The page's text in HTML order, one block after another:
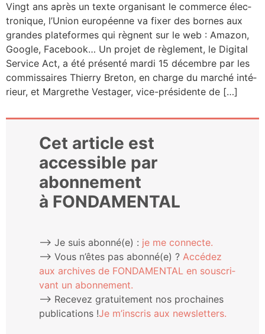
Vingt ans après un texte orga­ni­sant le com­merce élec­
tro­nique, l’Union euro­péenne va fixer des bornes aux
grandes pla­te­formes qui règnent sur le web : Ama­zon,
Google, Face­book… Un pro­jet de règle­ment, le Digi­tal
Ser­vice Act, a été pré­sen­té mar­di 15 décembre par les
com­mis­saires Thier­ry Bre­ton, en charge du mar­ché inté­
rieur, et Mar­grethe Ves­ta­ger, vice-pré­­si­­dente de […]
Cet article est
accessible par
abonnement
à FONDAMENTAL
⟶ Je suis abonné(e) : je me connecte.
⟶ Vous n’êtes pas abonné(e) ? Accé­dez
aux archives de FONDAMENTAL en sous­cri­
vant un abonnement.
⟶ Rece­vez gra­tui­te­ment nos pro­chaines
publi­ca­tions !Je m’ins­cris aux newsletters.